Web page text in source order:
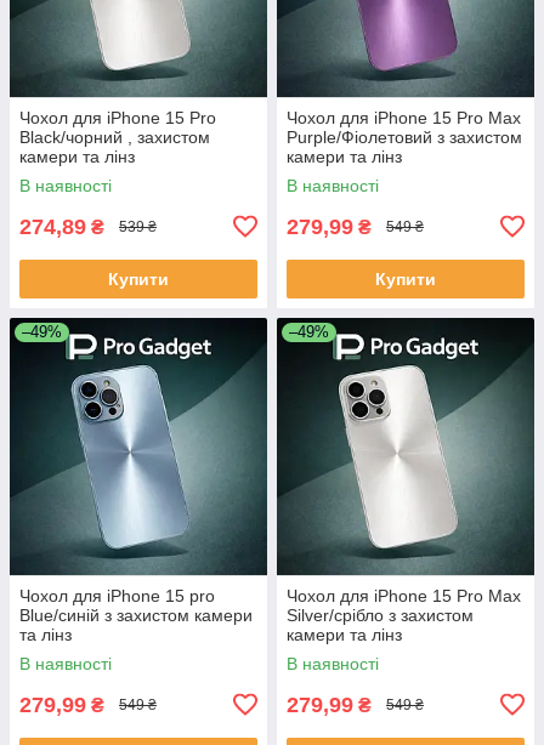
Чохол для iPhone 15 Pro
Black/чорний , захистом
камери та лінз
В наявності
274,89 ₴ 539 ₴
Купити
Чохол для iPhone 15 Pro Max
Purple/Фіолетовий з захистом
камери та лінз
В наявності
279,99 ₴ 549 ₴
Купити
–49%
Чохол для iPhone 15 pro
Blue/синій з захистом камери
та лінз
В наявності
279,99 ₴ 549 ₴
–49%
Чохол для iPhone 15 Pro Max
Silver/срібло з захистом
камери та лінз
В наявності
279,99 ₴ 549 ₴